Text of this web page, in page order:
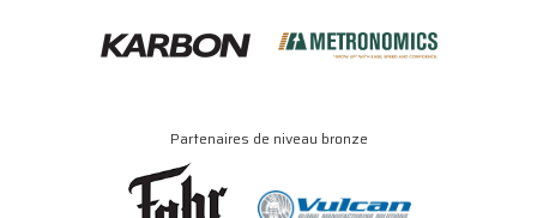
Partenaires de niveau bronze